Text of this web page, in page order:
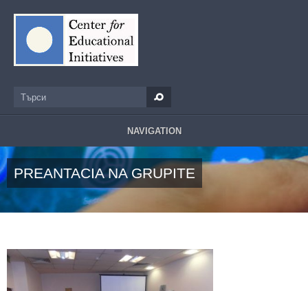
Търси
NAVIGATION
PREANTACIA NA GRUPITE